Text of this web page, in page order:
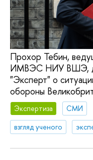
Прохор Тебин,
ИМВЭС НИУ ВШЭ,
"Эксперт" о
обороны
Экспертиза
СМИ
взгляд ученого